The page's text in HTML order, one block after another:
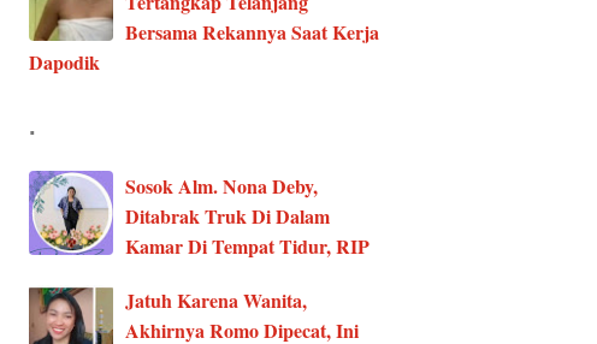
Bersama Rekannya Saat Kerja
Dapodik
.
Sosok Alm. Nona Deby,
Ditabrak Truk Di Dalam
Kamar Di Tempat Tidur, RIP
Jatuh Karena Wanita,
Akhirnya Romo Dipecat, Ini